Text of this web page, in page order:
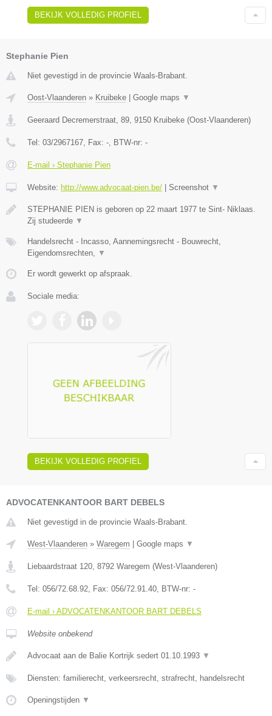
BEKIJK VOLLEDIG PROFIEL
Stephanie Pien
Niet gevestigd in de provincie Waals-Brabant.
Oost-Vlaanderen » Kruibeke Google maps ▼
Geeraard Decremerstraat, 89 9150 Kruibeke (Oost-Vlaanderen)
Tel: 03/2967167 , Fax: - , BTW-nr: -
E-mail › Stephanie Pien
Website: http://www.advocaat-pien.be/ Screenshot ▼
STEPHANIE PIEN is geboren op 22 maart 1977 te Sint- Niklaas.
Zij studeerde ▼
Handelsrecht - Incasso, Aannemingsrecht - Bouwrecht,
Eigendomsrechten,
▼
Er wordt gewerkt op afspraak.
Sociale media:
BEKIJK VOLLEDIG PROFIEL
ADVOCATENKANTOOR BART DEBELS
Niet gevestigd in de provincie Waals-Brabant.
West-Vlaanderen » Waregem Google maps ▼
Liebaardstraat 120, 8792 Waregem (West-Vlaanderen)
Tel: 056/72.68.92, Fax: 056/72.91.40, BTW-nr: -
E-mail › ADVOCATENKANTOOR BART DEBELS
Website onbekend
Advocaat aan de Balie Kortrijk sedert 01.10.1993 ▼
Diensten: familierecht, verkeersrecht, strafrecht, handelsrecht
Openingstijden ▼